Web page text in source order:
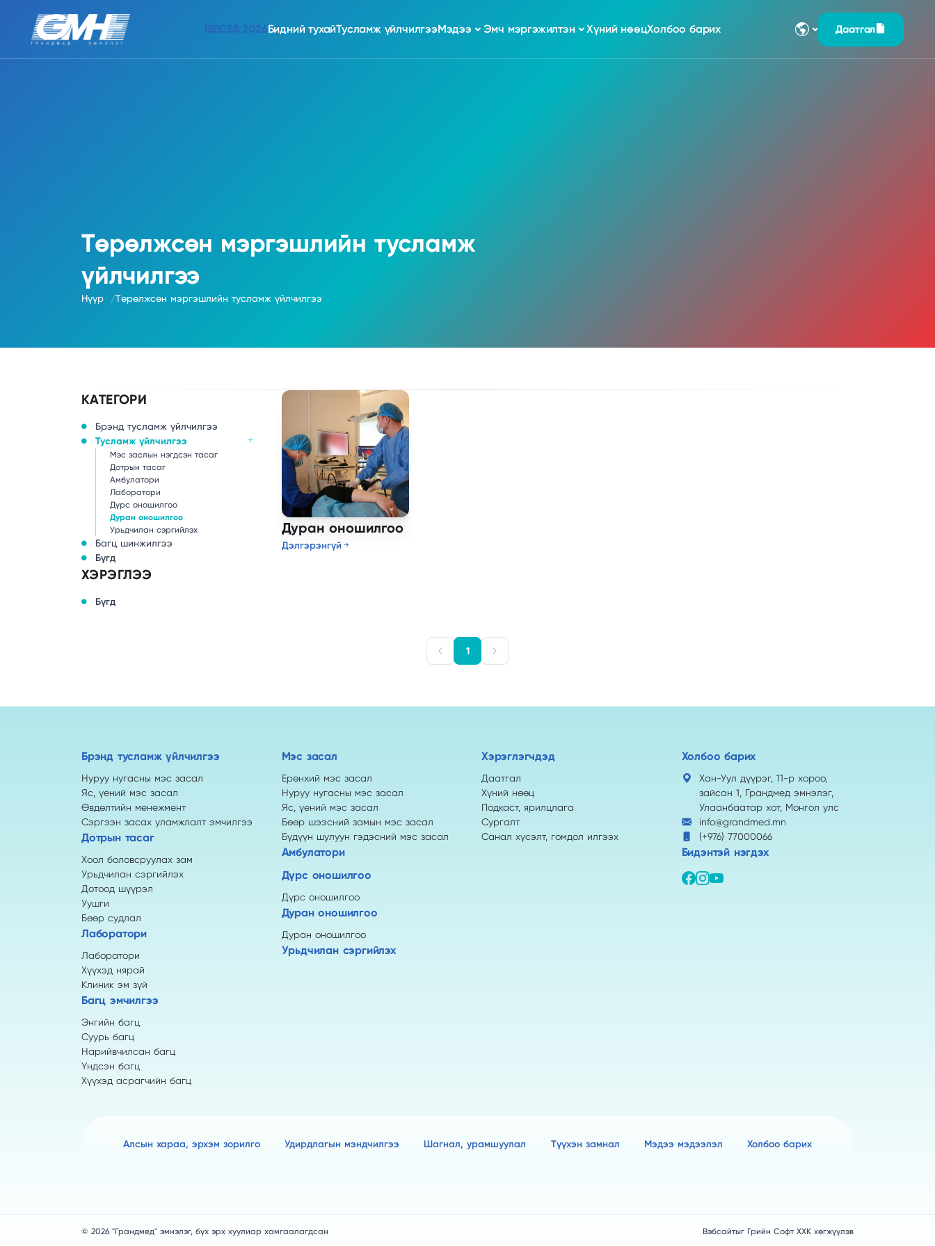
ISECSS 2026Бидний тухайТусламж үйлчилгээМэдээ Эмч мэргэжилтэн Хүний нөөцХолбоо барих Даатгал
Төрөлжсөн мэргэшлийн тусламж
үйлчилгээ
Нүүр Төрөлжсөн мэргэшлийн тусламж үйлчилгээ
КАТЕГОРИ
Брэнд тусламж үйлчилгээ
Тусламж үйлчилгээ
Мэс заслын нэгдсэн тасаг
Дотрын тасаг
Амбулатори
Лаборатори
Дүрс оношилгоо
Дуран оношилгоо
Урьдчилан сэргийлэх
Багц шинжилгээ
Бүгд
ХЭРЭГЛЭЭ
Бүгд
Дуран оношилгоо
Дэлгэрэнгүй
1
Брэнд тусламж үйлчилгээ
Нуруу нугасны мэс засал
Яс, үений мэс засал
Өвдөлтийн менежмент
Сэргээн засах уламжлалт эмчилгээ
Дотрын тасаг
Хоол боловсруулах зам
Урьдчилан сэргийлэх
Дотоод шүүрэл
Уушги
Бөөр судлал
Лаборатори
Лаборатори
Хүүхэд нярай
Клиник эм зүй
Багц эмчилгээ
Энгийн багц
Суурь багц
Нарийвчилсан багц
Үндсэн багц
Хүүхэд асрагчийн багц
Мэс засал
Ерөнхий мэс засал
Нуруу нугасны мэс засал
Яс, үений мэс засал
Бөөр шээсний замын мэс засал
Бүдүүн шулуун гэдэсний мэс засал
Амбулатори
Дүрс оношилгоо
Дүрс оношилгоо
Дуран оношилгоо
Дуран оношилгоо
Урьдчилан сэргийлэх
Хэрэглэгчдэд
Даатгал
Хүний нөөц
Подкаст, ярилцлага
Сургалт
Санал хүсэлт, гомдол илгээх
Холбоо барих
Хан-Уул дүүрэг, 11-р хороо,
зайсан 1, Грандмед эмнэлэг,
Улаанбаатар хот, Монгол улс
info@grandmed.mn
(+976) 77000066
Бидэнтэй нэгдэх
Алсын хараа, эрхэм зорилго Удирдлагын мэндчилгээ Шагнал, урамшуулал Түүхэн замнал Мэдээ мэдээлэл Холбоо барих
© 2026 "Грандмед" эмнэлэг, бүх эрх хуулиар хамгаалагдсан Вэбсайтыг Грийн Софт ХХК хөгжүүлэв